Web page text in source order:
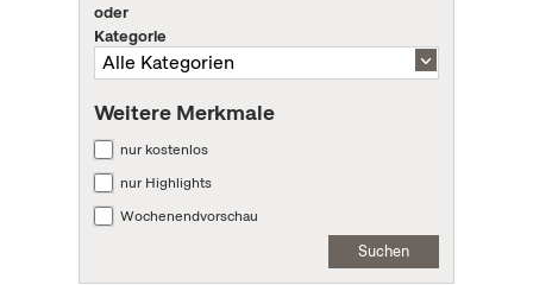
oder
Kategorie
Weitere Merkmale
nur kostenlos
nur Highlights
Wochenendvorschau
Suchen